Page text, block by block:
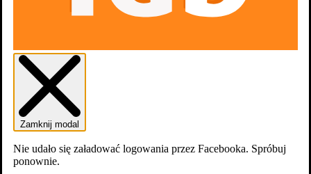
osób lubi
Zdjęcia
Zamknij modal
Nie udało się załadować logowania przez Facebooka. Spróbuj
ponownie.